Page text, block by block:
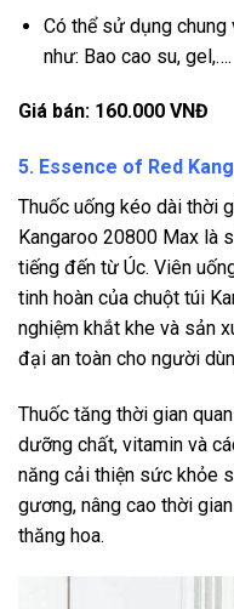
Có thể sử dụng
như: Bao cao su, gel,….
Giá bán: 160.000 VNĐ
5. Essence of Red
Thuốc uống kéo dài thời
Kangaroo 20800 Max là
tiếng đến từ Úc. Viên
tinh hoàn của chuột túi
nghiệm khắt khe và sản
đại an toàn cho người
Thuốc tăng thời gian
dưỡng chất, vitamin và
năng cải thiện sức khỏe
gương, nâng cao thời
thăng hoa.